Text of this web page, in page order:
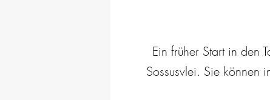
Ein früher Start in den
Sossusvlei. Sie können